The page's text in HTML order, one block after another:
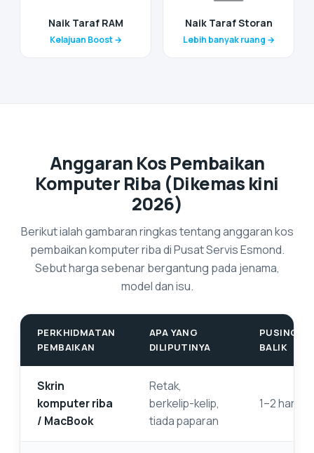
Naik Taraf RAM
Kelajuan Boost →
Naik Taraf Storan
Lebih banyak ruang →
Anggaran Kos Pembaikan
Komputer Riba (Dikemas kini
2026)
Berikut ialah gambaran ringkas tentang anggaran kos
pembaikan komputer riba di Pusat Servis Esmond.
Sebut harga sebenar bergantung pada jenama,
model dan isu.
PERKHIDMATAN
PEMBAIKAN
APA YANG
DILIPUTINYA
PUSING
BALIK
Skrin
komputer riba
/ MacBook
Retak,
berkelip-kelip,
tiada paparan
1–2 hari